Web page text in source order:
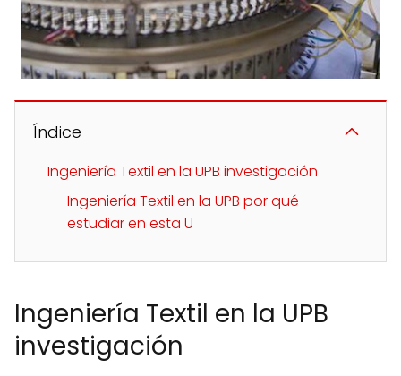
Índice
Ingeniería Textil en la UPB investigación
Ingeniería Textil en la UPB por qué
estudiar en esta U
Ingeniería Textil en la UPB
investigación